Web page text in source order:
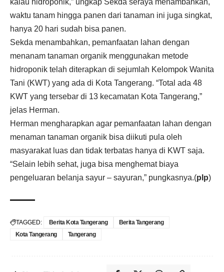
kalau hidroponik,” ungkap Sekda seraya menambahkan,
waktu tanam hingga panen dari tanaman ini juga singkat,
hanya 20 hari sudah bisa panen.
Sekda menambahkan, pemanfaatan lahan dengan
menanam tanaman organik menggunakan metode
hidroponik telah diterapkan di sejumlah Kelompok Wanita
Tani (KWT) yang ada di Kota Tangerang. “Total ada 48
KWT yang tersebar di 13 kecamatan Kota Tangerang,”
jelas Herman.
Herman mengharapkan agar pemanfaatan lahan dengan
menaman tanaman organik bisa diikuti pula oleh
masyarakat luas dan tidak terbatas hanya di KWT saja.
“Selain lebih sehat, juga bisa menghemat biaya
pengeluaran belanja sayur – sayuran,” pungkasnya.(plp)
TAGGED: Berita Kota Tangerang
Berita Tangerang
Kota Tangerang
Tangerang